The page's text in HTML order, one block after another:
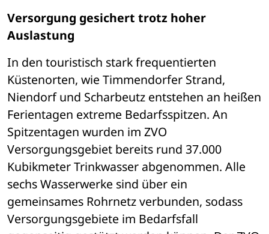
Versorgung gesichert trotz hoher
Auslastung
In den touristisch stark frequentierten
Küstenorten, wie Timmendorfer Strand,
Niendorf und Scharbeutz entstehen an heißen
Ferientagen extreme Bedarfsspitzen. An
Spitzentagen wurden im ZVO
Versorgungsgebiet bereits rund 37.000
Kubikmeter Trinkwasser abgenommen. Alle
sechs Wasserwerke sind über ein
gemeinsames Rohrnetz verbunden, sodass
Versorgungsgebiete im Bedarfsfall